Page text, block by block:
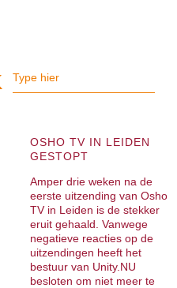
MEDITATIE
OSHO TV IN LEIDEN
GESTOPT
Amper drie weken na de
eerste uitzending van Osho
TV in Leiden is de stekker
eruit gehaald. Vanwege
negatieve reacties op de
uitzendingen heeft het
bestuur van Unity.NU
besloten om niet meer te